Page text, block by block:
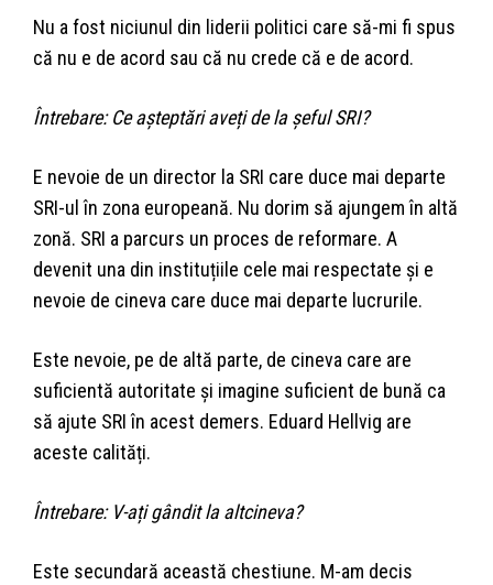
Nu a fost niciunul din liderii politici care să-mi fi spus
că nu e de acord sau că nu crede că e de acord.
Întrebare: Ce așteptări aveți de la șeful SRI?
E nevoie de un director la SRI care duce mai departe
SRI-ul în zona europeană. Nu dorim să ajungem în altă
zonă. SRI a parcurs un proces de reformare. A
devenit una din instituțiile cele mai respectate și e
nevoie de cineva care duce mai departe lucrurile.
Este nevoie, pe de altă parte, de cineva care are
suficientă autoritate și imagine suficient de bună ca
să ajute SRI în acest demers. Eduard Hellvig are
aceste calități.
Întrebare: V-ați gândit la altcineva?
Este secundară această chestiune. M-am decis